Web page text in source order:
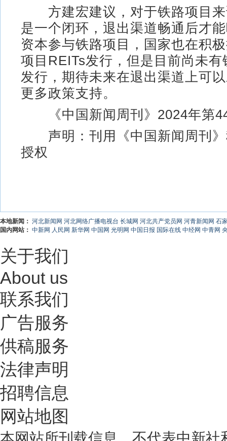
方建宏建议，对于铁路项目来
是一个闭环，退出渠道畅通后才
资本参与铁路项目，国家也在积
项目REITs发行，但是目前尚未
发行，期待未来在退出渠道上可
更多政策支持。
《中国新闻周刊》2024年第
声明：刊用《中国新闻周刊》
授权
本地新闻： 河北新闻网 河北网络广播电视台 长城网 河北共产党员网 河青新闻网 石
国内网站： 中新网 人民网 新华网 中国网 光明网 中国日报 国际在线 中经网 中青网
关于我们
About us
联系我们
广告服务
供稿服务
法律声明
招聘信息
网站地图